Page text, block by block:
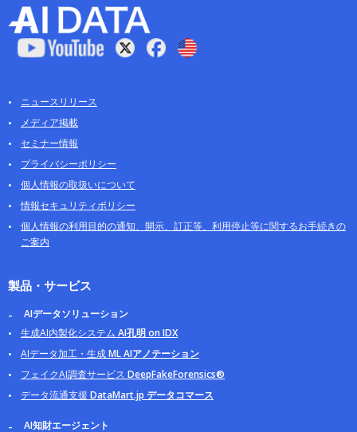
ニュースリリース
メディア掲載
セミナー情報
プライバシーポリシー
個人情報の取扱いについて
情報セキュリティポリシー
個人情報の利用目的の通知、開示、訂正等、利用停止等に関するお手続きの
ご案内
製品・サービス
AIデータソリューション
生成AI内製化システム AI孔明 on IDX
AIデータ加工・生成ML AIアノテーション
フェイクAI調査サービス DeepFakeForensics®
データ流通支援 DataMart.jp データコマース
AI知財エージェント